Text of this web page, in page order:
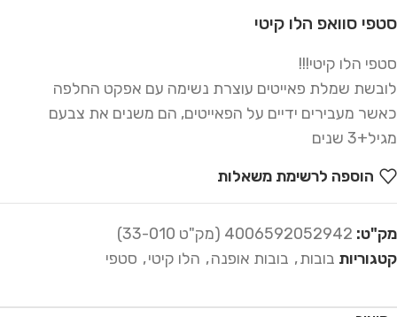
סטפי סוואפ הלו קיטי
סטפי הלו קיטי!!!
לובשת שמלת פאייטים עוצרת נשימה עם אפקט החלפה
כאשר מעבירים ידיים על הפאייטים, הם משנים את צבעם
מגיל+3 שנים
הוספה לרשימת משאלות
מק"ט: 4006592052942 (מק"ט 33-010)
קטגוריות בובות, בובות אופנה, הלו קיטי, סטפי